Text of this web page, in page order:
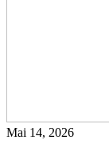
Mai 14, 2026